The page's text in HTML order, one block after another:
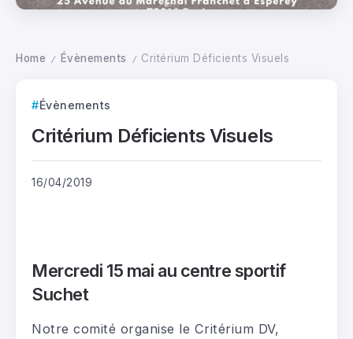
Home / Évènements / Critérium Déficients Visuels
Évènements
Critérium Déficients Visuels
16/04/2019
Mercredi 15 mai au centre sportif
Suchet
Notre comité organise le Critérium DV,